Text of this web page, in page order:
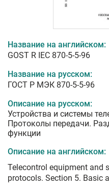
Название на английском:
GOST R IEC 870-5-5-96
Название на русском:
ГОСТ Р МЭК 870-5-5-96
Описание на русском:
Устройства и системы
Протоколы передачи.
функции
Описание на английском:
Telecontrol equipment and
protocols. Section 5. Basic